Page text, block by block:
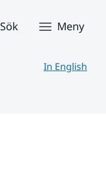
Sök Meny
In English